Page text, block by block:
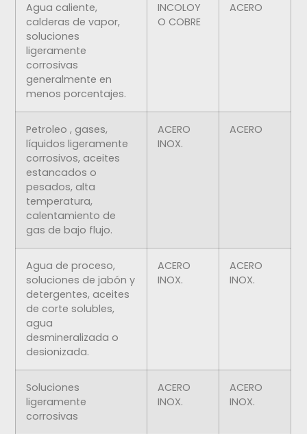
Agua caliente,
calderas de vapor,
soluciones
ligeramente
corrosivas
generalmente en
menos porcentajes.
INCOLOY
O COBRE
ACERO
Petroleo , gases,
líquidos ligeramente
corrosivos, aceites
estancados o
pesados, alta
temperatura,
calentamiento de
gas de bajo flujo.
ACERO
INOX.
ACERO
Agua de proceso,
soluciones de jabón y
detergentes, aceites
de corte solubles,
agua
desmineralizada o
desionizada.
ACERO
INOX.
ACERO
INOX.
Soluciones
ligeramente
corrosivas
ACERO
INOX.
ACERO
INOX.